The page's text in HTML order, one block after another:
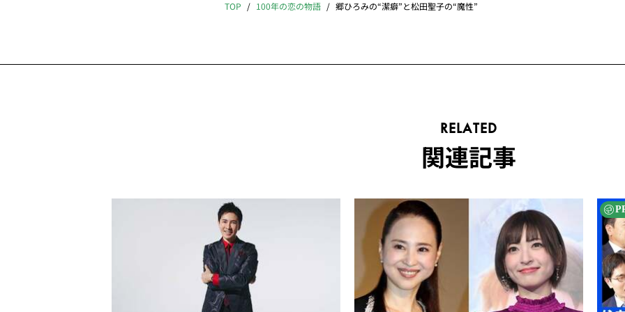
TOP 100年の恋の物語 郷ひろみの“潔癖”と松田聖子の“魔性”
RELATED
関連記事